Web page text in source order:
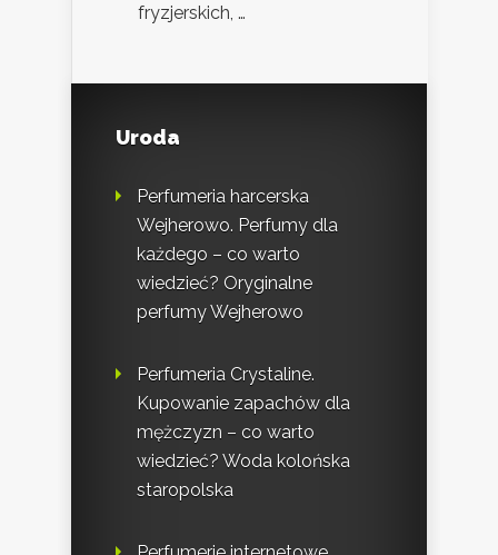
fryzjerskich, …
Uroda
Perfumeria harcerska
Wejherowo. Perfumy dla
każdego – co warto
wiedzieć? Oryginalne
perfumy Wejherowo
Perfumeria Crystaline.
Kupowanie zapachów dla
mężczyzn – co warto
wiedzieć? Woda kolońska
staropolska